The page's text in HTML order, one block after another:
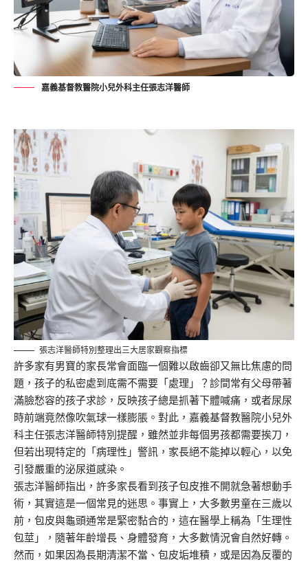
嘉義基督教醫院小兒外科主任張志洋醫師
張志洋醫師特別整理出三大居家觀察指標
許多家有男寶的家長常會面臨一個難以啟齒卻又無比焦慮的問
題，孩子的私密處到底需不需要「處理」？診間常有父母帶著
滿臉愁容的孩子求診，反映孩子總是抓著下體喊痛，或者尿尿
時前端竟然像吹氣球一樣膨脹。對此，嘉義基督教醫院小兒外
科主任張志洋醫師特別提醒，雖然並非每個男孩都需要挨刀，
但若出現特定的「病理性」警訊，家長絕不能掉以輕心，以免
引發嚴重的泌尿道感染。
張志洋醫師指出，許多家長看到孩子包皮推不開就急著想動手
術，其實這是一個常見的迷思。事實上，大多數男童在三歲以
前，包皮與龜頭通常是緊密黏合的，這在醫學上稱為「生理性
包莖」，隨著年齡增長、身體發育，大多數情況會自然好轉。
然而，如果因為長期清潔不當、包皮垢堆積，或是因為反覆的